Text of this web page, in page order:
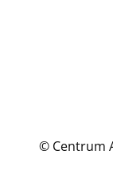
© Centrum